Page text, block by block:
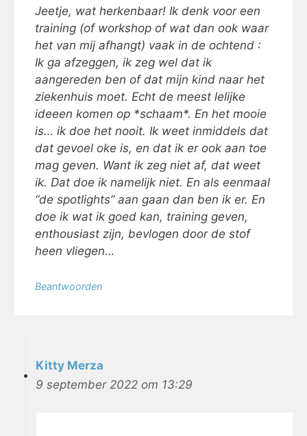
Jeetje, wat herkenbaar! Ik denk voor een
training (of workshop of wat dan ook waar
het van mij afhangt) vaak in de ochtend :
Ik ga afzeggen, ik zeg wel dat ik
aangereden ben of dat mijn kind naar het
ziekenhuis moet. Echt de meest lelijke
ideeen komen op *schaam*. En het mooie
is… ik doe het nooit. Ik weet inmiddels dat
dat gevoel oke is, en dat ik er ook aan toe
mag geven. Want ik zeg niet af, dat weet
ik. Dat doe ik namelijk niet. En als eenmaal
“de spotlights” aan gaan dan ben ik er. En
doe ik wat ik goed kan, training geven,
enthousiast zijn, bevlogen door de stof
heen vliegen…
Beantwoorden
Kitty Merza
9 september 2022 om 13:29